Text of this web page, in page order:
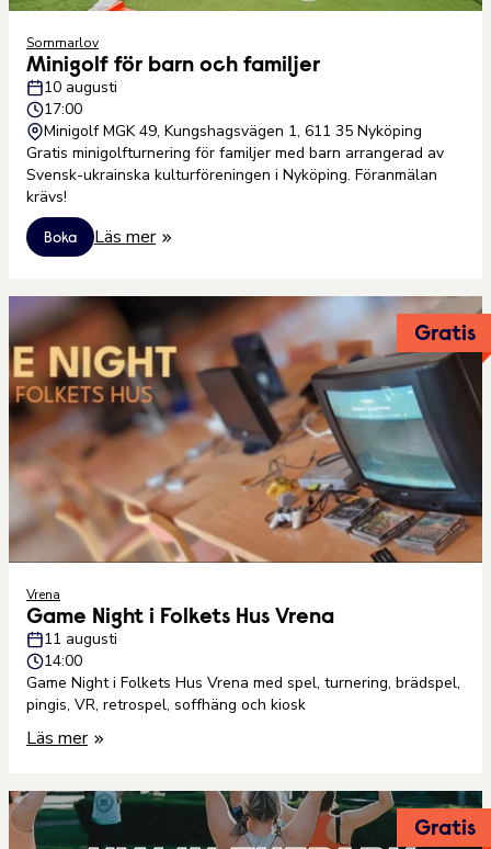
Sommarlov
Minigolf för barn och familjer⁠
10 augusti
17:00
Minigolf MGK 49, Kungshagsvägen 1, 611 35 Nyköping⁠
Gratis minigolfturnering för familjer med barn arrangerad av
Svensk-ukrainska kulturföreningen i Nyköping. Föranmälan
krävs!⁠
Boka Läs mer
Gratis
Vrena
Game Night i Folkets Hus Vrena
11 augusti
14:00
Game Night i Folkets Hus Vrena med spel, turnering, brädspel,
pingis, VR, retrospel, soffhäng och kiosk
Läs mer
Gratis